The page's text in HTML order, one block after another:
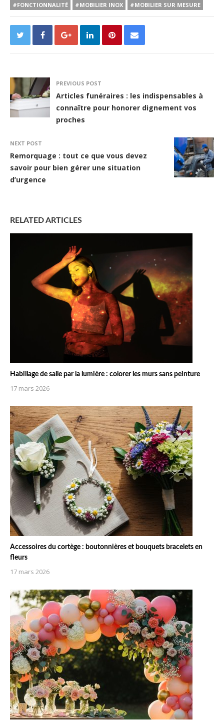
#FONCTIONNALITÉ
#MOBILIER INOX #MOBILIER SUR MESURE
PREVIOUS POST
Articles funéraires : les indispensables à
connaître pour honorer dignement vos
proches
NEXT POST
Remorquage : tout ce que vous devez
savoir pour bien gérer une situation
d’urgence
RELATED ARTICLES
Habillage de salle par la lumière : colorer les murs sans peinture
17 mars 2026
Accessoires du cortège : boutonnières et bouquets bracelets en
fleurs
17 mars 2026